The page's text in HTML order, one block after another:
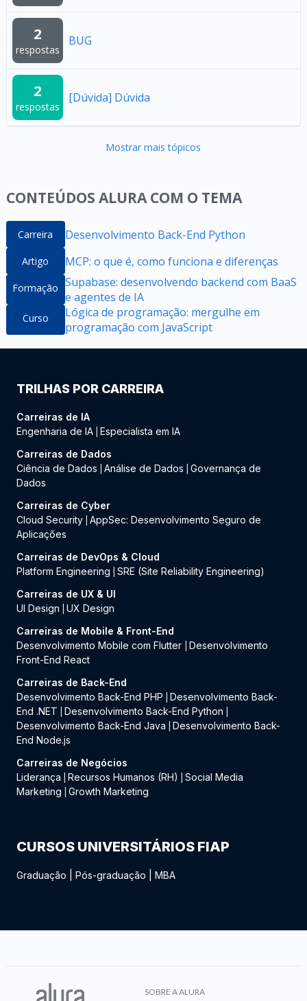
2
respostas
BUG
2
respostas
[Dúvida] Dúvida
Mostrar mais tópicos
CONTEÚDOS ALURA COM O TEMA
Carreira Desenvolvimento Back-End Python
Artigo MCP: o que é, como funciona e diferenças
Formação Supabase: desenvolvendo backend com BaaS
e agentes de IA
Curso
Lógica de programação: mergulhe em
programação com JavaScript
TRILHAS POR CARREIRA
Carreiras de IA
Engenharia de IA Especialista em IA
Carreiras de Dados
Ciência de Dados
Análise de Dados
Governança de
Dados
Carreiras de Cyber
Cloud Security AppSec: Desenvolvimento Seguro de
Aplicações
Carreiras de DevOps & Cloud
Platform Engineering
SRE (Site Reliability Engineering)
Carreiras de UX & UI
UI Design
UX Design
Carreiras de Mobile & Front-End
Desenvolvimento Mobile com Flutter
Desenvolvimento
Front-End React
Carreiras de Back-End
Desenvolvimento Back-End PHP
Desenvolvimento Back-
End .NET
Desenvolvimento Back-End Python
Desenvolvimento Back-End Java
Desenvolvimento Back-
End Node.js
Carreiras de Negócios
Liderança
Recursos Humanos (RH)
Social Media
Marketing
Growth Marketing
CURSOS UNIVERSITÁRIOS FIAP
Graduação Pós-graduação MBA
SOBRE A ALURA